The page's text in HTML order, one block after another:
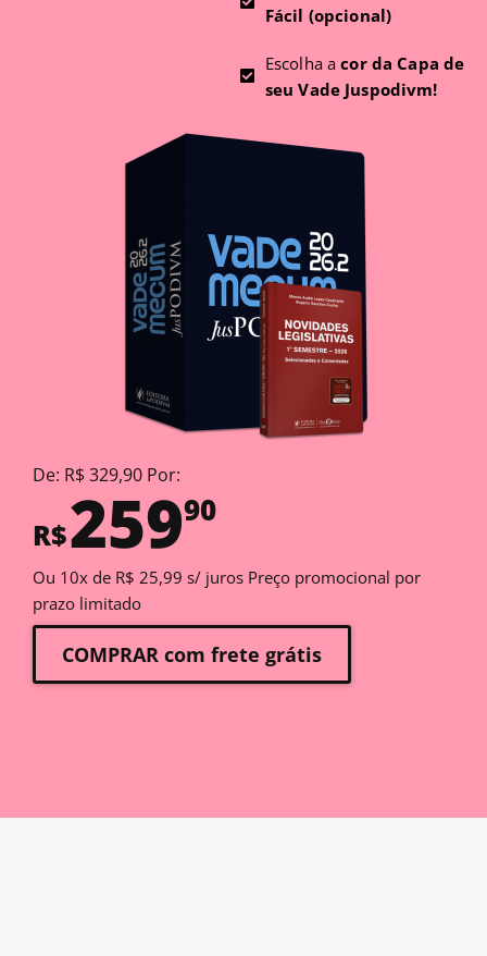
Fácil (opcional)
Escolha acor da Capa de
seu Vade Juspodivm!
De: R$ 329,90 Por:
R$25990
Ou 10x de R$ 25,99 s/ juros Preço promocional por
prazo limitado
COMPRAR com frete grátis